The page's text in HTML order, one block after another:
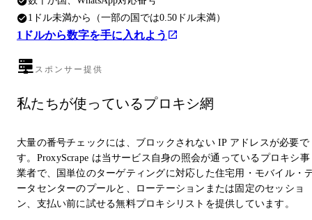
1ドル未満から（一部の国では0.50ドル未満）
1ドルから数字を手に入れよう
スポンサー提供
私たちが使っているプロキシ網
大量の番号チェックには、ブロックされない IP アドレスが必要で
す。ProxyScrape は当サービス自身の照会が通っているプロキシ事
業者で、国単位のターゲティングに対応した住宅用・モバイル・
ータセンターのプールと、ローテーションまたは固定のセッショ
ン、支払い前に試せる無料プロキシリストを提供しています。